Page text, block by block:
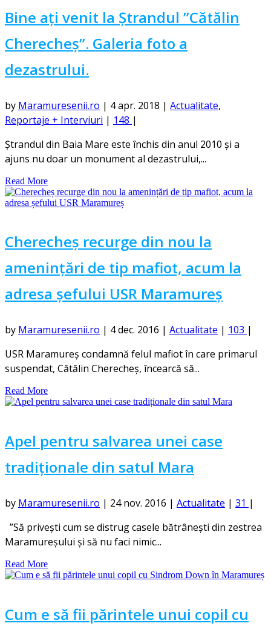
Bine ați venit la Ștrandul ”Cătălin
Cherecheș”. Galeria foto a
dezastrului.
by Maramuresenii.ro | 4 apr. 2018 | Actualitate,
Reportaje + Interviuri | 148 |
Ștrandul din Baia Mare este închis din anul 2010 și a
ajuns nu doar un monument al dezastrului,...
Read More
Cherecheș recurge din nou la
amenințări de tip mafiot, acum la
adresa șefului USR Maramureș
by Maramuresenii.ro | 4 dec. 2016 | Actualitate | 103 |
USR Maramureş condamnă felul mafiot în care primarul
suspendat, Cătălin Cherecheş, încearcă să...
Read More
Apel pentru salvarea unei case
tradiționale din satul Mara
by Maramuresenii.ro | 24 nov. 2016 | Actualitate | 31 |
”Să privești cum se distrug casele bătrânești din zestrea
Maramureșului și să nu faci nimic...
Read More
Cum e să fii părintele unui copil cu